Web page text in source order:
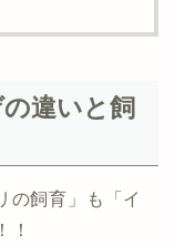
違いと飼
の飼育」も「イ
！